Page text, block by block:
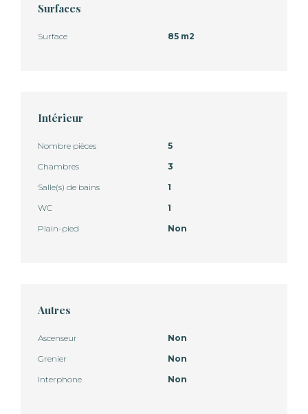
Surfaces
Surface 85 m2
Intérieur
Nombre pièces
5
Chambres
3
Salle(s) de bains
1
WC
1
Plain-pied
Non
Autres
Ascenseur
Non
Grenier
Non
Interphone
Non